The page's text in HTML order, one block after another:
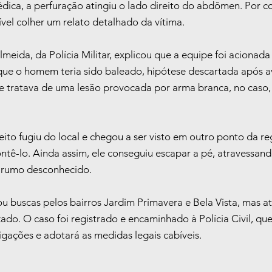
a perfuração atingiu o lado direito do abdômen. Por
colher um relato detalhado da vítima.
da Polícia Militar, explicou que a equipe foi
o homem teria sido baleado, hipótese descartada após
tratava de uma lesão provocada por arma branca, no
fugiu do local e chegou a ser visto em outro ponto da
lo. Ainda assim, ele conseguiu escapar a pé,
desconhecido.
buscas pelos bairros Jardim Primavera e Bela Vista, mas
O caso foi registrado e encaminhado à Polícia Civil,
e adotará as medidas legais cabíveis.